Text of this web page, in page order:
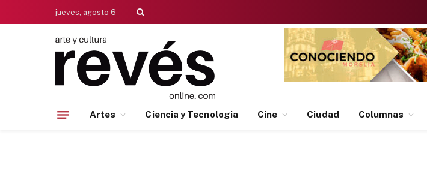
jueves, agosto 6
Artes Ciencia y Tecnologia Cine Ciudad Columnas